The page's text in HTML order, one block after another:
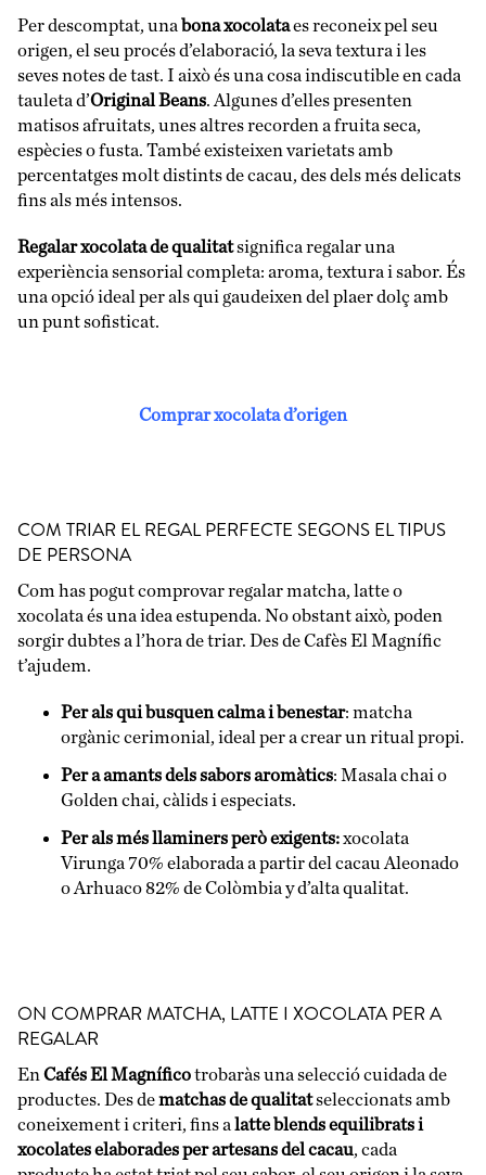
Per descomptat, una bona xocolataes reconeix pel seu
origen, el seu procés d’elaboració, la seva textura i les
seves notes de tast. I això és una cosa indiscutible en cada
tauleta d’Original Beans. Algunes d’elles presenten
matisos afruitats, unes altres recorden a fruita seca,
espècies o fusta. També existeixen varietats amb
percentatges molt distints de cacau, des dels més delicats
fins als més intensos.
Regalar xocolata de qualitatsignifica regalar una
experiència sensorial completa: aroma, textura i sabor. És
una opció ideal per als qui gaudeixen del plaer dolç amb
un punt sofisticat.
Comprar xocolata d’origen
COM TRIAR EL REGAL PERFECTE SEGONS EL TIPUS
DE PERSONA
Com has pogut comprovar regalar matcha, latte o
xocolata és una idea estupenda. No obstant això, poden
sorgir dubtes a l’hora de triar. Des de Cafès El Magnífic
t’ajudem.
Per als qui busquen calma i benestar: matcha
orgànic cerimonial, ideal per a crear un ritual propi.
Per a amants dels sabors aromàtics: Masala chai o
Golden chai, càlids i especiats.
Per als més llaminers però exigents:xocolata
Virunga 70% elaborada a partir del cacau Aleonado
o Arhuaco 82% de Colòmbia y d’alta qualitat.
ON COMPRAR MATCHA, LATTE I XOCOLATA PER A
REGALAR
En Cafés El Magníficotrobaràs una selecció cuidada de
productes. Des dematchas de qualitatseleccionats amb
coneixement i criteri, fins a latte blends equilibrats i
xocolates elaborades per artesans del cacau, cada